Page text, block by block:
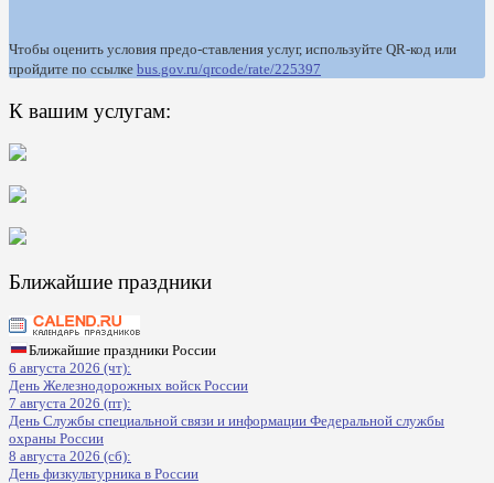
Чтобы оценить условия предо-ставления услуг, используйте QR-код или
пройдите по ссылке bus.gov.ru/qrcode/rate/225397
К вашим услугам:
Ближайшие праздники
Ближайшие праздники России
6 августа 2026 (чт):
День Железнодорожных войск России
7 августа 2026 (пт):
День Службы специальной связи и информации Федеральной службы
охраны России
8 августа 2026 (сб):
День физкультурника в России